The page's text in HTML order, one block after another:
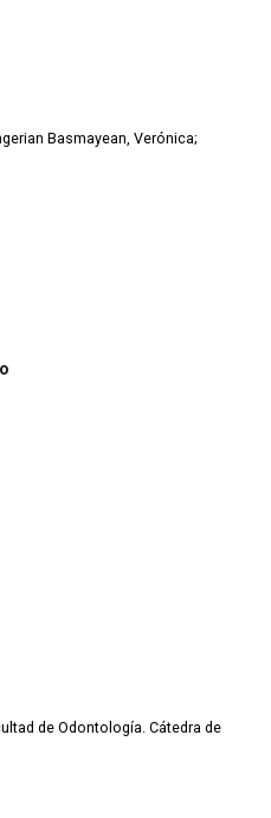
Basmayean, Verónica;
de Odontología. Cátedra de